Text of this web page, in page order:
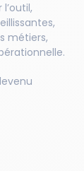
métiers,